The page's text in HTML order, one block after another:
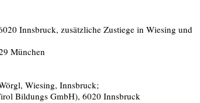
Innsbruck, zusätzliche Zustiege in Wiesing und
München
Wiesing, Innsbruck;
Bildungs GmbH), 6020 Innsbruck